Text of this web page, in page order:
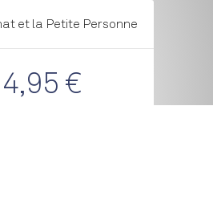
et la Petite Personne
€